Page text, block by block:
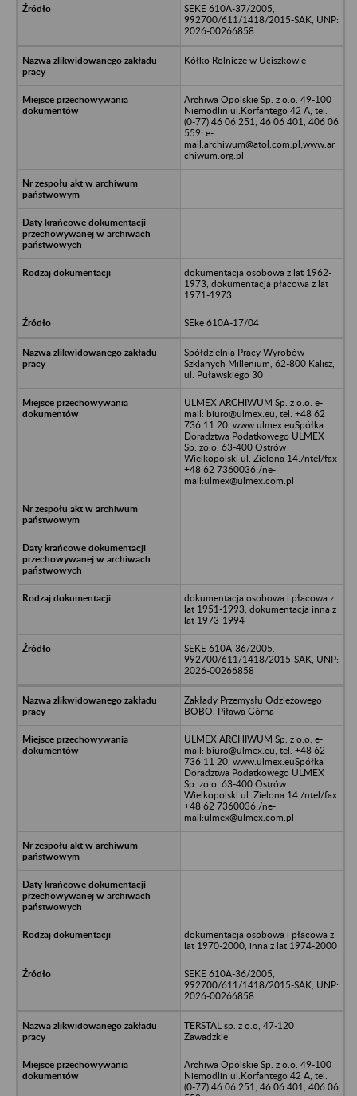
SEKE 610A-37/2005,
992700/611/1418/2015-SAK, UNP:
2026-00266858
Kółko Rolnicze w Uciszkowie
Archiwa Opolskie Sp. z o.o. 49-100
Niemodlin ul.Korfantego 42 A, tel.
(0-77) 46 06 251, 46 06 401, 406 06
559; e-
mail:archiwum@atol.com.pl;www.ar
chiwum.org.pl
dokumentacja osobowa z lat 1962-
1973, dokumentacja płacowa z lat
1971-1973
SEke 610A-17/04
Spółdzielnia Pracy Wyrobów
Szklanych Millenium, 62-800 Kalisz,
ul. Puławskiego 30
ULMEX ARCHIWUM Sp. z o.o. e-
mail: biuro@ulmex.eu, tel. +48 62
736 11 20, www.ulmex.euSpółka
Doradztwa Podatkowego ULMEX
Sp. zo.o. 63-400 Ostrów
Wielkopolski ul. Zielona 14./ntel/fax
+48 62 7360036;/ne-
mail:ulmex@ulmex.com.pl
dokumentacja osobowa i płacowa z
lat 1951-1993, dokumentacja inna z
lat 1973-1994
SEKE 610A-36/2005,
992700/611/1418/2015-SAK, UNP:
2026-00266858
Zakłady Przemysłu Odzieżowego
BOBO, Piława Górna
ULMEX ARCHIWUM Sp. z o.o. e-
mail: biuro@ulmex.eu, tel. +48 62
736 11 20, www.ulmex.euSpółka
Doradztwa Podatkowego ULMEX
Sp. zo.o. 63-400 Ostrów
Wielkopolski ul. Zielona 14./ntel/fax
+48 62 7360036;/ne-
mail:ulmex@ulmex.com.pl
dokumentacja osobowa i płacowa z
lat 1970-2000, inna z lat 1974-2000
SEKE 610A-36/2005,
992700/611/1418/2015-SAK, UNP:
2026-00266858
TERSTAL sp. z o.o, 47-120
Zawadzkie
Archiwa Opolskie Sp. z o.o. 49-100
Niemodlin ul.Korfantego 42 A, tel.
(0-77) 46 06 251, 46 06 401, 406 06